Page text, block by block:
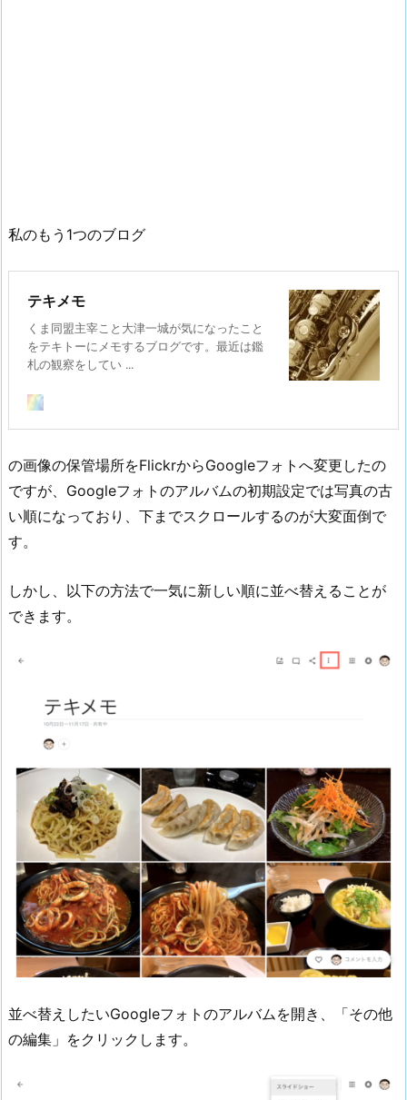
私のもう1つのブログ
テキメモ
くま同盟主宰こと大津一城が気になったこと
をテキトーにメモするブログです。最近は鑑
札の観察をしてい ...
の画像の保管場所をFlickrからGoogleフォトへ変更したの
ですが、Googleフォトのアルバムの初期設定では写真の古
い順になっており、下までスクロールするのが大変面倒で
す。
しかし、以下の方法で一気に新しい順に並べ替えることが
できます。
並べ替えしたいGoogleフォトのアルバムを開き、「その他
の編集」をクリックします。